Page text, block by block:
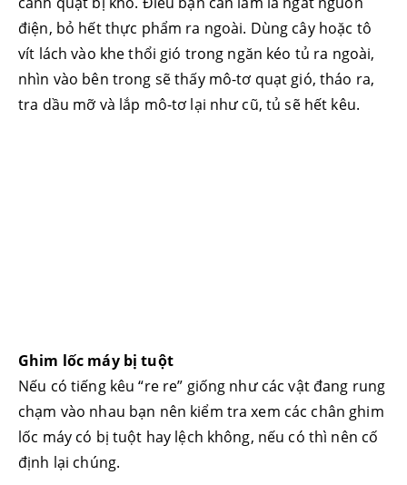
điện, bỏ hết thực phẩm ra ngoài. Dùng cây hoặc tô
vít lách vào khe thổi gió trong ngăn kéo tủ ra ngoài,
nhìn vào bên trong sẽ thấy mô-tơ quạt gió, tháo ra,
tra dầu mỡ và lắp mô-tơ lại như cũ, tủ sẽ hết kêu.
Ghim lốc máy bị tuột
Nếu có tiếng kêu “re re” giống như các vật đang rung
chạm vào nhau bạn nên kiểm tra xem các chân ghim
lốc máy có bị tuột hay lệch không, nếu có thì nên cố
định lại chúng.